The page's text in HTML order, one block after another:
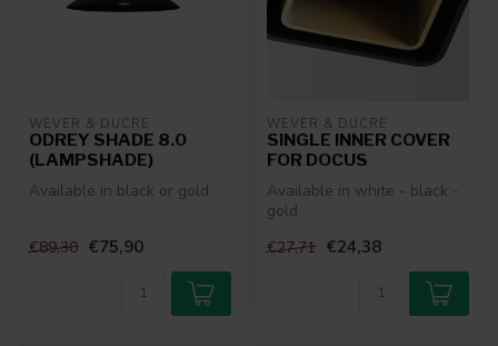
WEVER & DUCRÉ
ODREY SHADE 8.0
(LAMPSHADE)
Available in black or gold
€89,30 €75,90
WEVER & DUCRÉ
SINGLE INNER COVER
FOR DOCUS
Available in white - black -
gold
€27,71 €24,38